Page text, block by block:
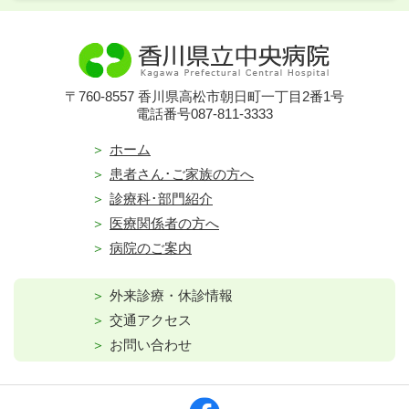
〒760-8557 香川県高松市朝日町一丁目2番1号
電話番号087-811-3333
ホーム
患者さん･ご家族の方へ
診療科･部門紹介
医療関係者の方へ
病院のご案内
外来診療・休診情報
交通アクセス
お問い合わせ